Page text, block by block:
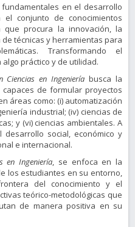
en el desarrollo
conjunto de conocimientos
que procura la innovación, la
técnicas y herramientas para
Transformando el
práctico y de utilidad.
Ciencias en Ingeniería busca la
de formular proyectos
áreas como: (i) automatización
industrial; (iv) ciencias de
y (vi) ciencias ambientales. A
social, económico y
e internacional.
en Ingeniería, se enfoca en la
los estudiantes en su entorno,
del conocimiento y el
teórico-metodológicas que
de manera positiva en su